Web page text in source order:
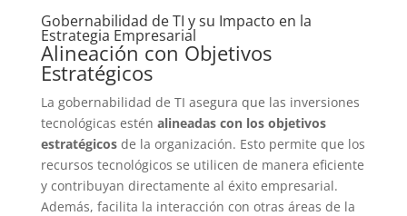
Gobernabilidad de TI y su Impacto en la
Estrategia Empresarial
Alineación con Objetivos
Estratégicos
La gobernabilidad de TI asegura que las inversiones
tecnológicas estén alineadas con los objetivos
estratégicosde la organización. Esto permite que los
recursos tecnológicos se utilicen de manera eficiente
y contribuyan directamente al éxito empresarial.
Además, facilita la interacción con otras áreas de la